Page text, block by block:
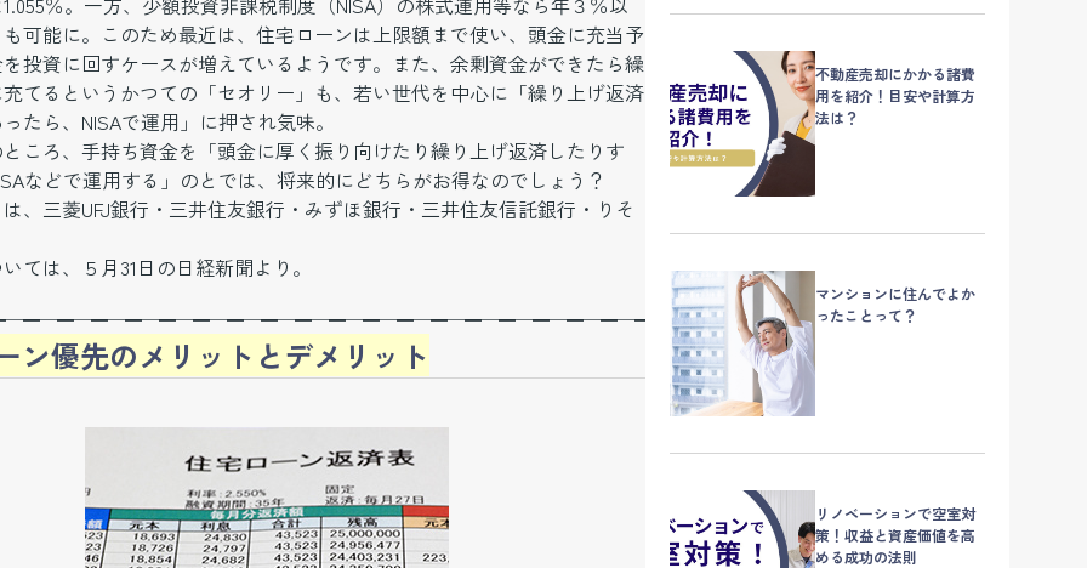
可能に。このため最近は、住宅ローンは上限額まで使い、頭金に充当予
投資に回すケースが増えているようです。また、余剰資金ができたら繰
てるというかつての「セオリー」も、若い世代を中心に「繰り上げ返済
たら、NISAで運用」に押され気味。
ころ、手持ち資金を「頭金に厚く振り向けたり繰り上げ返済したりす
などで運用する」のとでは、将来的にどちらがお得なのでしょう？
、三菱UFJ銀行・三井住友銀行・みずほ銀行・三井住友信託銀行・りそ
ては、５月31日の日経新聞より。
ン優先のメリットとデメリット
不動産売却にかかる諸費
用を紹介！目安や計算方
法は？
マンションに住んでよか
ったことって？
リノベーションで空室対
策！収益と資産価値を高
める成功の法則